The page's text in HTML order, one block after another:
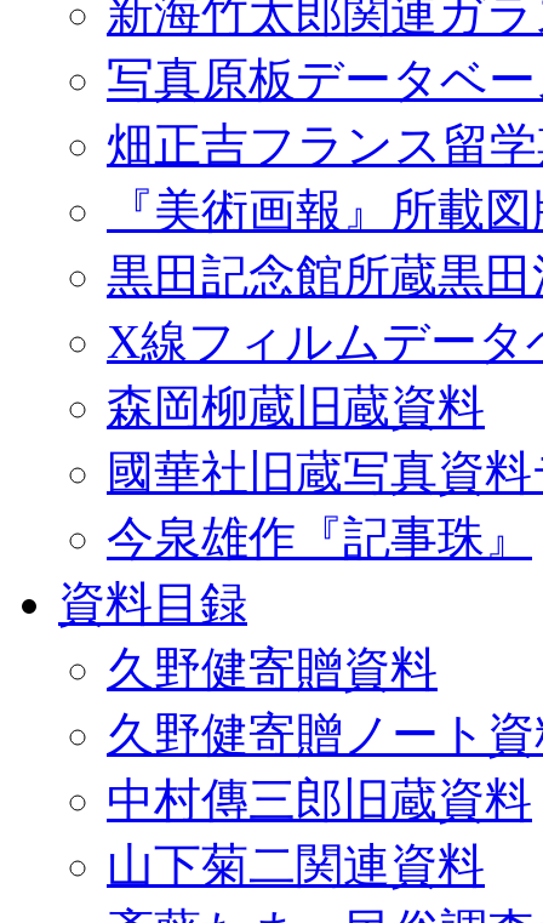
新海竹太郎関連ガ
写真原板データベ
畑正吉フランス留
『美術画報』所載
黒田記念館所蔵黒
X線フィルムデータ
森岡柳蔵旧蔵資料
國華社旧蔵写真資
今泉雄作『記事珠』
資料目録
久野健寄贈資料
久野健寄贈ノート
中村傳三郎旧蔵資料
山下菊二関連資料